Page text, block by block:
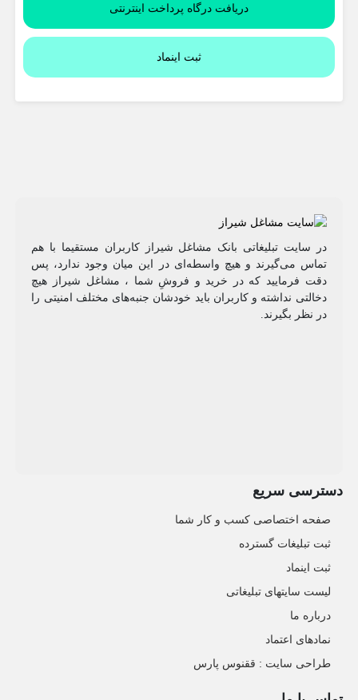
دریافت درگاه پرداخت اینترنتی
ثبت اینماد
در سایت تبلیغاتی بانک مشاغل شیراز کاربران مستقیما با هم
تماس می‌گیرند و هیچ واسطه‌ای در این میان وجود ندارد، پس
دقت فرمایید که در خرید و فروشِ شما ، مشاغل شیراز هیچ
دخالتی نداشته و کاربران باید خودشان جنبه‌های مختلف امنیتی را
در نظر بگیرند.
دسترسی سریع
صفحه اختصاصی کسب و کار شما
ثبت تبلیغات گسترده
ثبت اینماد
لیست سایتهای تبلیغاتی
درباره ما
نمادهای اعتماد
طراحی سایت : ققنوس پارس